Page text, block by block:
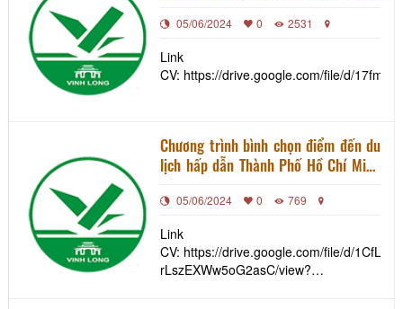
202405/06/2024 0 2531
Link
CV: https://drive.google.com/file/d/
Chương trình bình chọn điểm đến du
lịch hấp dẫn Thành Phố Hồ Chí Minh
Cửu Long năm 2024
05/06/2024 0 769
Link
CV: https://drive.google.com/file/d/
rLszEXWw5oG2asC/view?